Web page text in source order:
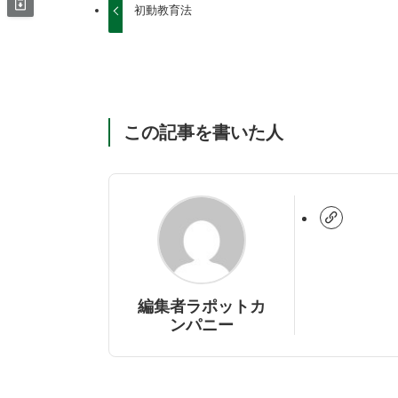
初動教育法
この記事を書いた人
編集者ラポットカ
ンパニー